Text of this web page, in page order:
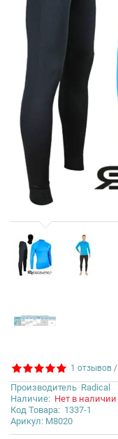
1 отзывов /
Производитель Radical
Наличие: Нет в наличии
Код Товара: 1337-1
Арикул: M8020